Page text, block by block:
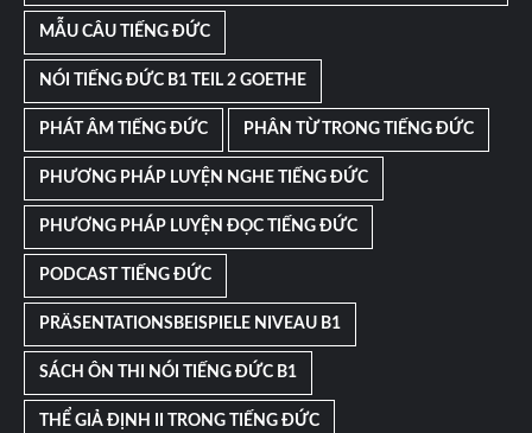
MẪU CÂU TIẾNG ĐỨC
NÓI TIẾNG ĐỨC B1 TEIL 2 GOETHE
PHÁT ÂM TIẾNG ĐỨC PHÂN TỪ TRONG TIẾNG ĐỨC
PHƯƠNG PHÁP LUYỆN NGHE TIẾNG ĐỨC
PHƯƠNG PHÁP LUYỆN ĐỌC TIẾNG ĐỨC
PODCAST TIẾNG ĐỨC
PRÄSENTATIONSBEISPIELE NIVEAU B1
SÁCH ÔN THI NÓI TIẾNG ĐỨC B1
THỂ GIẢ ĐỊNH II TRONG TIẾNG ĐỨC